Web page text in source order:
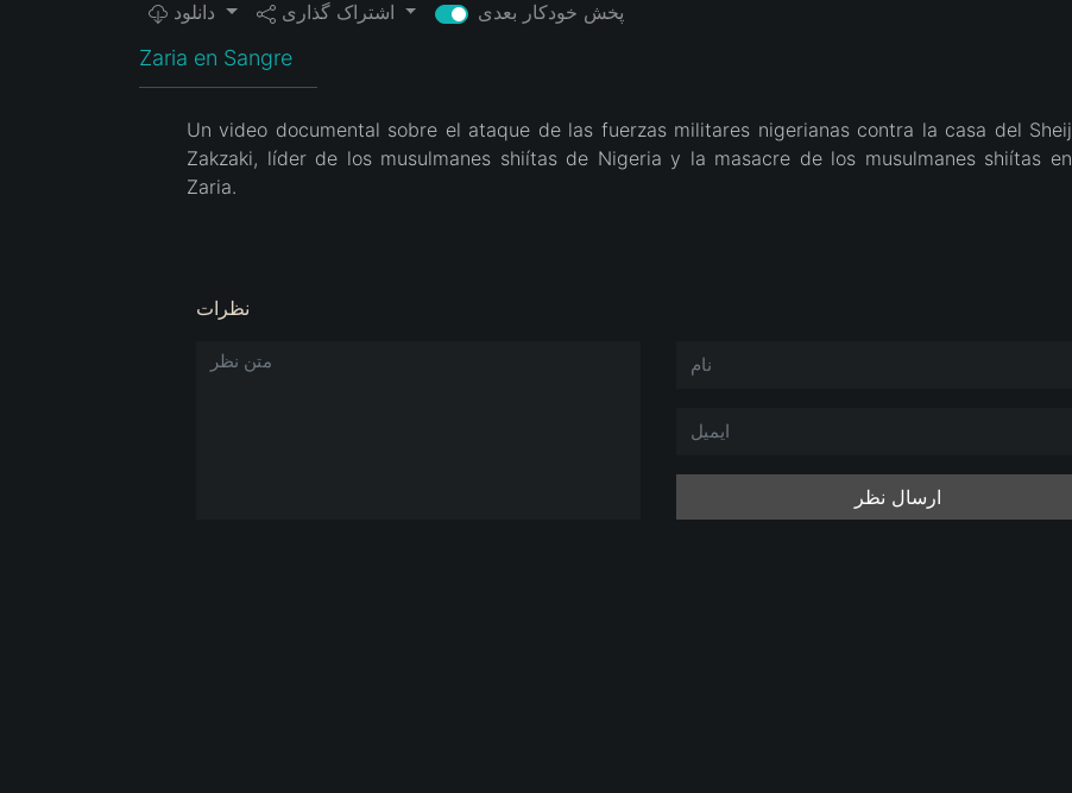
Zaria en Sangre
Un video documental sobre el ataque de las fuerzas militares nigerianas contra la casa del Sheij
Zakzaki, líder de los musulmanes shiítas de Nigeria y la masacre de los musulmanes shiítas en
Zaria.
نظرات
ارسال نظر